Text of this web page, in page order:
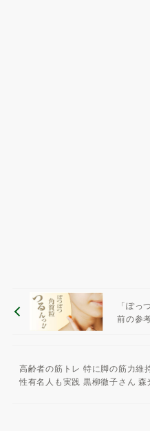
「ぽっ
前の参
高齢者の筋トレ 特に脚の筋力維
性有名人も実践 黒柳徹子さん 森